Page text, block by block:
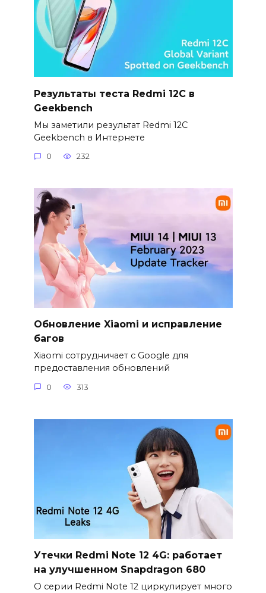
Результаты теста Redmi 12C в
Geekbench
Мы заметили результат Redmi 12C
Geekbench в Интернете
0 232
Обновление Xiaomi и исправление
багов
Xiaomi сотрудничает с Google для
предоставления обновлений
0 313
Утечки Redmi Note 12 4G: работает
на улучшенном Snapdragon 680
О серии Redmi Note 12 циркулирует много